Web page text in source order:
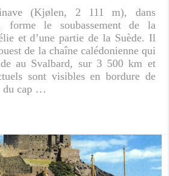
(Kjølen, 2 111 m), dans
forme le soubassement de la
et d’une partie de la Suède. Il
de la chaîne calédonienne qui
au Svalbard, sur 3 500 km et
sont visibles en bordure de
du cap …